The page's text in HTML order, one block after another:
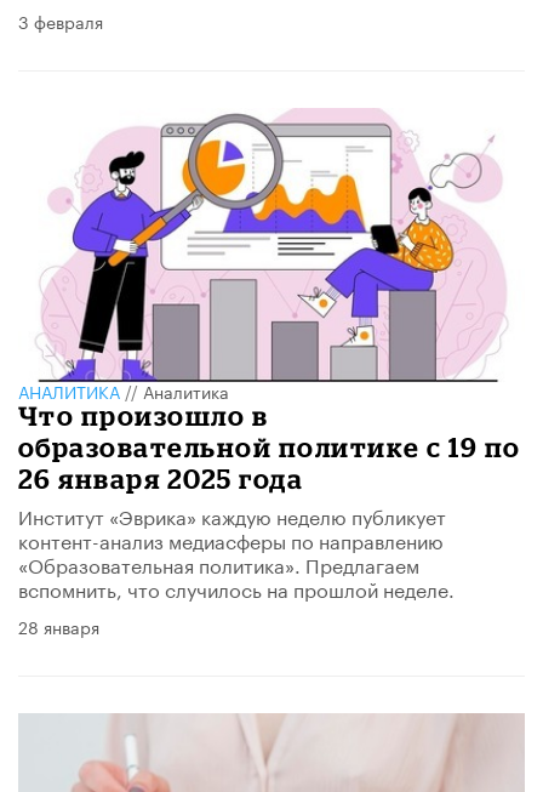
3 февраля
АНАЛИТИКА//Аналитика
Что произошло в
образовательной политике с 19 по
26 января 2025 года
Институт «Эврика» каждую неделю публикует
контент-анализ медиасферы по направлению
«Образовательная политика». Предлагаем
вспомнить, что случилось на прошлой неделе.
28 января